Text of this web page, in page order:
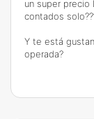
un super precio
contados
Y te está
operada?